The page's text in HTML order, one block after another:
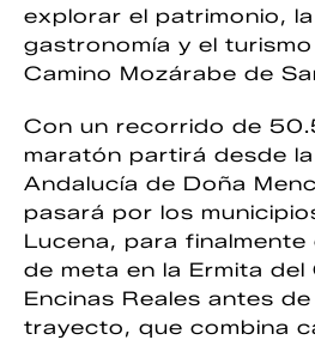
explorar el patrimonio,
gastronomía y el
Camino Mozárabe de
Con un recorrido de
maratón partirá desde
Andalucía de Doña
pasará por los
Lucena, para finalmente
de meta en la Ermita del
Encinas Reales antes
trayecto, que combina